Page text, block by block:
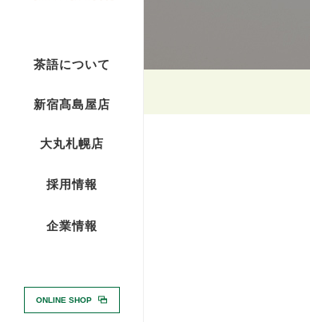
茶語について
新宿髙島屋店
大丸札幌店
採用情報
企業情報
ONLINE SHOP